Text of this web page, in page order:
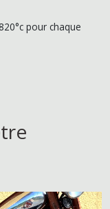
pour chaque